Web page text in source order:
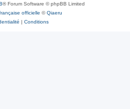
® Forum Software © phpBB Limited
officielle ©Qiaeru
| Conditions